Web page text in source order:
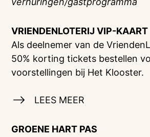
VRIENDENLOTERIJVIP-KAART
Als deelnemer van de
50% korting tickets bestellen
voorstellingen bij Het Klooster.
LEES MEER
GROENE HART PAS